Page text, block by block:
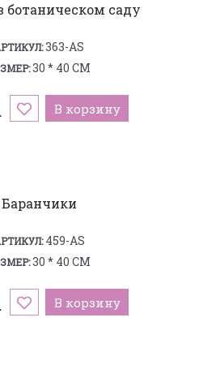
ботаническом саду
363-AS
30 * 40 СМ
В корзину
Баранчики
459-AS
30 * 40 СМ
В корзину